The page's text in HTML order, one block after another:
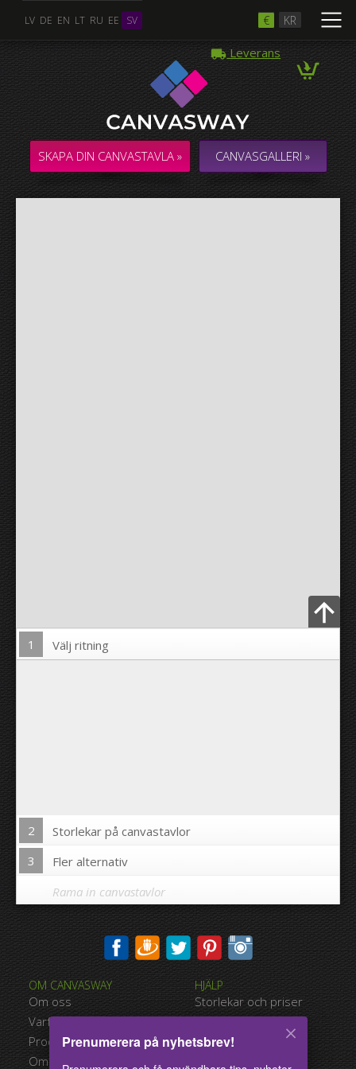
LV DE EN LT RU EE SV € KR
Leverans
SKAPA DIN CANVASTAVLA » CANVASGALLERI »
Ladda upp foto
1 Välj ritning
2
Storlekar på canvastavlor
3
Fler alternativ
Skriva ut bilden på kanterna av din canvastavla:
Nej
Rama in canvastavlor
Flera Foton
COLLAGE / KOMPOSITION med flera foton
OM CANVASWAY
Om oss
Varför Canvasway.com
Produktkvalitet
Omdömen
HJÄLP
Storlekar och priser
Betalningsalternativ
Typer av leverans
Användarvillkor
Prenumerera på nyhetsbrev!